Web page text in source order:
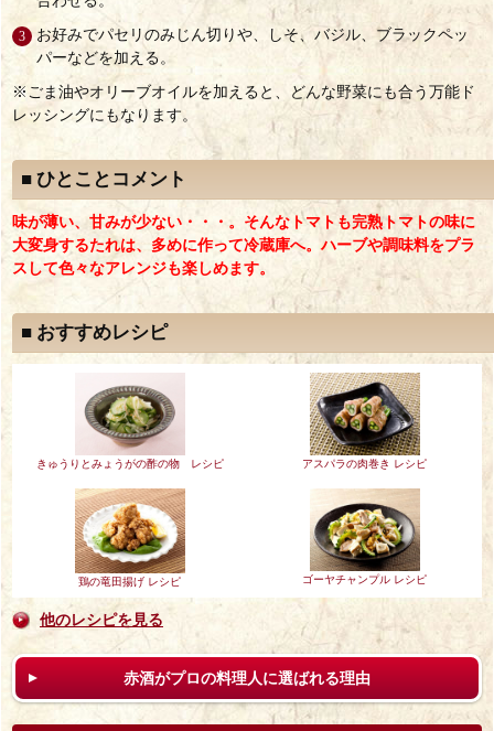
お好みでパセリのみじん切りや、しそ、バジル、ブラックペッ
パーなどを加える。
※ごま油やオリーブオイルを加えると、どんな野菜にも合う万能ド
レッシングにもなります。
■ ひとことコメント
味が薄い、甘みが少ない・・・。そんなトマトも完熟トマトの味に
大変身するたれは、多めに作って冷蔵庫へ。ハーブや調味料をプラ
スして色々なアレンジも楽しめます。
■ おすすめレシピ
きゅうりとみょうがの酢の物 レシピ アスパラの肉巻き レシピ
鶏の竜田揚げ レシピ ゴーヤチャンプル レシピ
他のレシピを見る
赤酒がプロの料理人に選ばれる理由